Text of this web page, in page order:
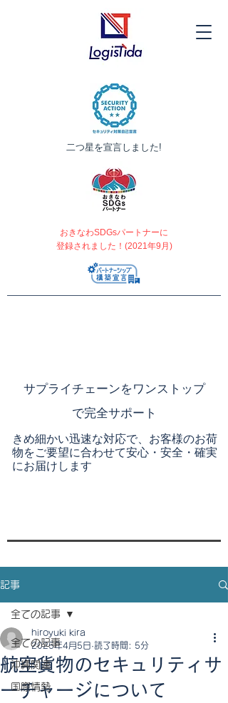
​サプライチェーンをワンストップ
で完全サポート
きめ細かい迅速な対応で、お客様のお荷
物をご要望に合わせて安心・安全・確実
にお届けします
​二つ星を宣言しました!
おきなわSDGsパートナーに
登録されました！(2021年9月)
記事
全ての記事
沖縄関連
国際情勢
全ての記事
航空貨物のセキュリティサ
ーチャージについて
hiroyuki kira
2025年4月5日 読了時間: 5分